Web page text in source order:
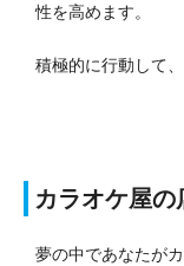
性を高めます。
積極的に行動して
カラオケ屋
夢の中であなたが